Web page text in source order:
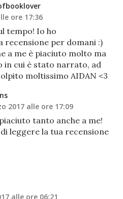
ore 17:36
tempo! Io ho
recensione per domani :)
a me è piaciuto molto ma
in cui è stato narrato, ad
moltissimo AIDAN <3
2017 alle ore 17:09
tanto anche a me!
leggere la tua recensione
alle ore 06:21